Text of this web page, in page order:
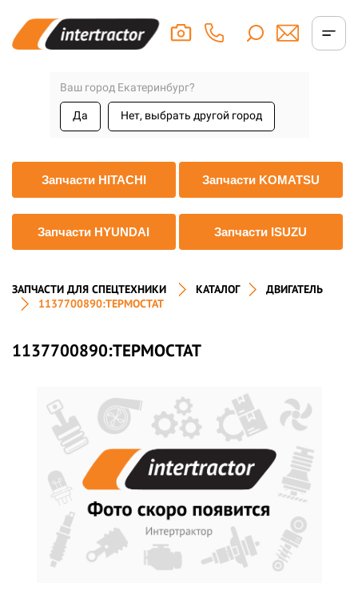
Ваш город Екатеринбург?
Да Нет, выбрать другой город
Запчасти HITACHI Запчасти KOMATSU
Запчасти HYUNDAI Запчасти ISUZU
ЗАПЧАСТИ ДЛЯ СПЕЦТЕХНИКИ КАТАЛОГ
ДВИГАТЕЛЬ
1137700890:ТЕРМОСТАТ
1137700890:ТЕРМОСТАТ